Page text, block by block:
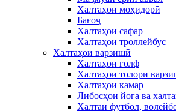
Халтаҳои моҳидорӣ
Бағоҷ
Халтаҳои сафар
Халтаҳои троллейбус
Халтаҳои варзишӣ
Халтаҳои голф
Халтаҳои толори
Халтаҳои камар
Либосҳои йога ва
Халтаи футбол,